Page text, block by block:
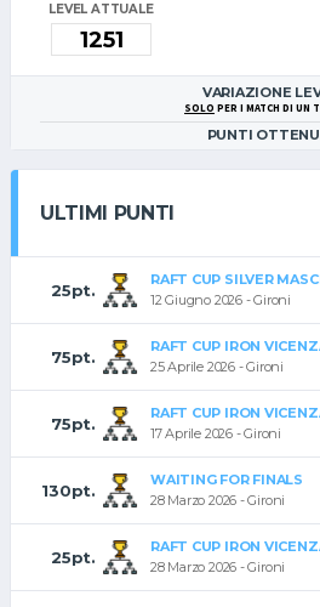
LEVEL ATTUALE
VARIAZIONE
SOLO PER I MATCH DI UN
PUNTI
ULTIMI PUNTI
25pt.
RAFT CUP SILVER
12 Giugno 2026 - Gironi
75pt.
RAFT CUP IRON
25 Aprile 2026 - Gironi
75pt.
RAFT CUP IRON
17 Aprile 2026 - Gironi
130pt.
WAITING FOR FINALS
28 Marzo 2026 - Gironi
25pt.
RAFT CUP IRON
28 Marzo 2026 - Gironi